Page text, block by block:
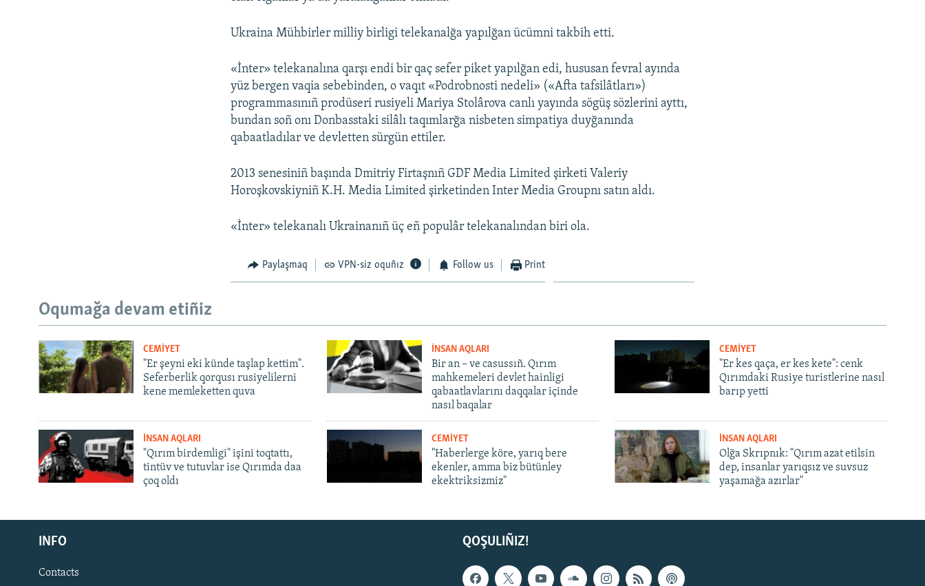
Русский
Українською
QOŞULIÑIZ!
Ukraina Mühbirler milliy birligi telekanalğa yapılğan ücümni takbih etti.
«İnter» telekanalına qarşı endi bir qaç sefer piket yapılğan edi, hususan fevral ayında
yüz bergen vaqia sebebinden, o vaqıt «Podrobnosti nedeli» («Afta tafsilâtları»)
programmasınıñ prodüseri rusiyeli Mariya Stolârova canlı yayında sögüş sözlerini ayttı,
bundan soñ onı Donbasstaki silâlı taqımlarğa nisbeten simpatiya duyğanında
qabaatladılar ve devletten sürgün ettiler.
2013 senesiniñ başında Dmitriy Firtaşnıñ GDF Media Limited şirketi Valeriy
Horoşkovskiyniñ K.H. Media Limited şirketinden Inter Media Groupnı satın aldı.
«İnter» telekanalı Ukrainanıñ üç eñ populâr telekanalından biri ola.
Paylaşmaq VPN-siz oquñız Follow us Print
Oqumağa devam etiñiz
CEMİYET
"Er şeyni eki künde taşlap kettim".
Seferberlik qorqusı rusiyelilerni
kene memleketten quva
İNSAN AQLARI
Bir an – ve casussıñ. Qırım
mahkemeleri devlet hainligi
qabaatlavlarını daqqalar içinde
nasıl baqalar
CEMİYET
"Er kes qaça, er kes kete": cenk
Qırımdaki Rusiye turistlerine nasıl
barıp yetti
İNSAN AQLARI
"Qırım birdemligi" işini toqtattı,
tintüv ve tutuvlar ise Qırımda daa
çoq oldı
CEMİYET
"Haberlerge köre, yarıq bere
ekenler, amma biz bütünley
ekektriksizmiz"
İNSAN AQLARI
Olğa Skrıpnık: "Qırım azat etilsin
dep, insanlar yarıqsız ve suvsuz
yaşamağa azırlar"
QOŞULIÑIZ!
INFO
Contacts